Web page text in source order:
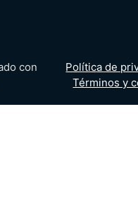
Política de
Términos y
con